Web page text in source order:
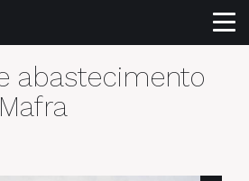
abastecimento